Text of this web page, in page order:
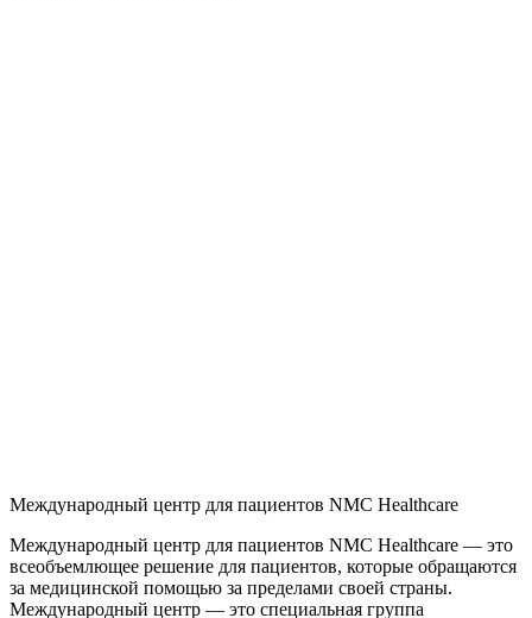
Международный центр для пациентов NMC Healthcare
Международный центр для пациентов NMC Healthcare — это
всеобъемлющее решение для пациентов, которые обращаются
за медицинской помощью за пределами своей страны.
Международный центр — это специальная группа